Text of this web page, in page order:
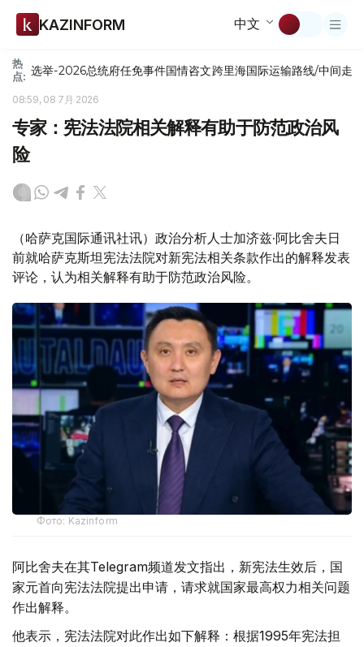
KAZINFORM 中文
热
点: 选举-2026总统府任免事件国情咨文跨里海国际运输路线/中间走廊
08:59, 08 7月 2026
专家：宪法法院相关解释有助于防范政治风
险
（哈萨克国际通讯社讯）政治分析人士加济兹·阿比舍夫日
前就哈萨克斯坦宪法法院对新宪法相关条款作出的解释发表
评论，认为相关解释有助于防范政治风险。
Фото: Kazinform
阿比舍夫在其Telegram频道发文指出，新宪法生效后，国
家元首向宪法法院提出申请，请求就国家最高权力相关问题
作出解释。
他表示，宪法法院对此作出如下解释：根据1995年宪法担